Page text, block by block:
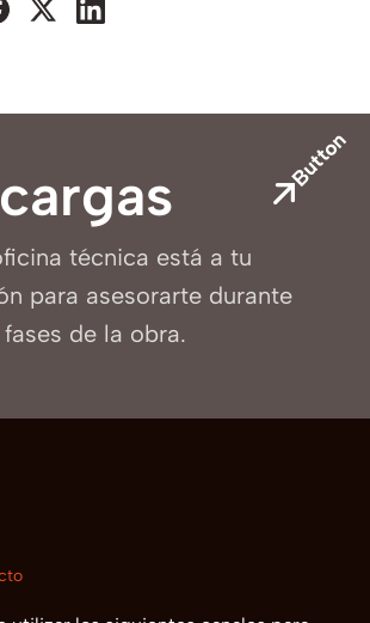
Button
técnica está a tu
para asesorarte durante
de la obra.